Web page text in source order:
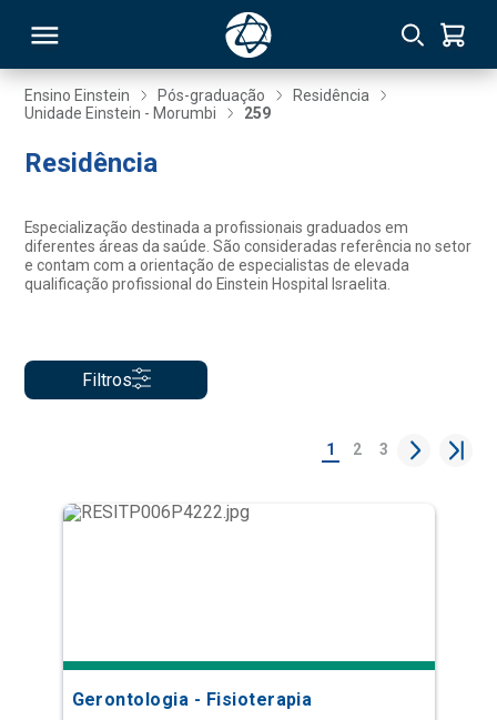
Ensino Einstein Pós-graduação
Residência
Unidade Einstein - Morumbi
259
Residência
Especialização destinada a profissionais graduados em
diferentes áreas da saúde. São consideradas referência no setor
e contam com a orientação de especialistas de elevada
qualificação profissional do Einstein Hospital Israelita.
Filtros
1 2 3
Gerontologia - Fisioterapia